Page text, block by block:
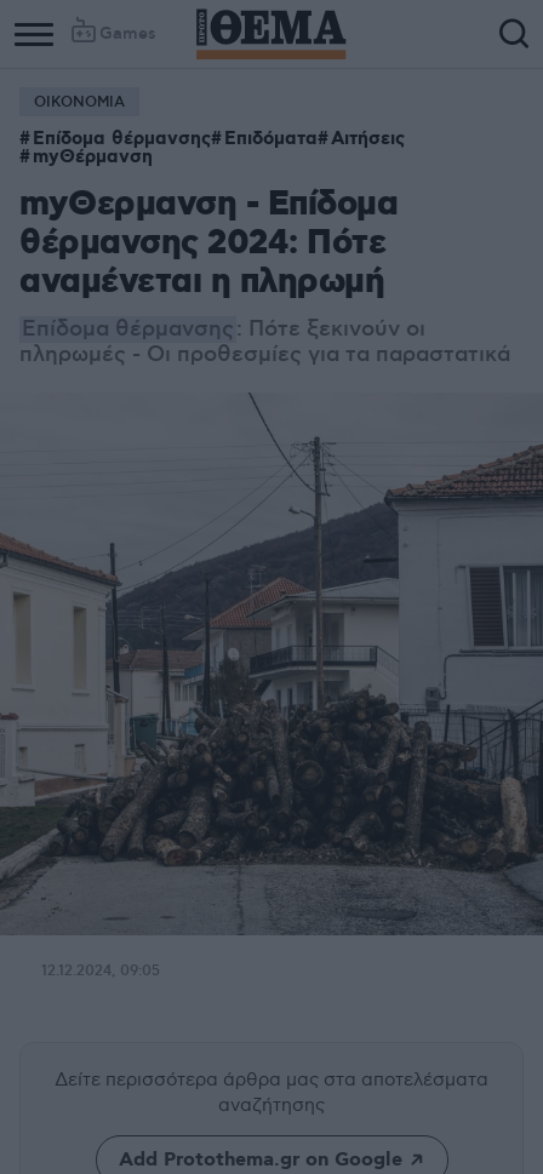
Games
Column
1
Column
2
ΟΙΚΟΝΟΜΙΑ
Επίδομα θέρμανσης Επιδόματα Αιτήσεις
myΘέρμανση
myΘερμανση - Επίδομα
θέρμανσης 2024: Πότε
αναμένεται η πληρωμή
Επίδομα θέρμανσης: Πότε ξεκινούν οι
πληρωμές - Οι προθεσμίες για τα παραστατικά
12.12.2024, 09:05
Δείτε περισσότερα άρθρα μας στα αποτελέσματα
αναζήτησης
Add Protothema.gr on Google